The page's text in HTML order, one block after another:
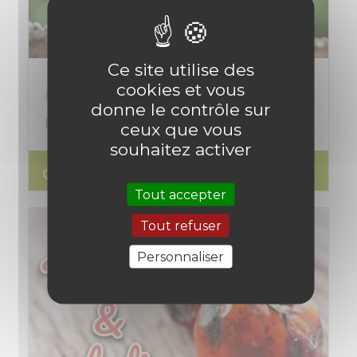
Engrais naturels, organiques ou bio pour
potager, jardin, arbres et plantes
search
Ce site utilise des
cookies et vous
donne le contrôle sur
ceux que vous
souhaitez activer
Tout accepter
Tout refuser
Personnaliser